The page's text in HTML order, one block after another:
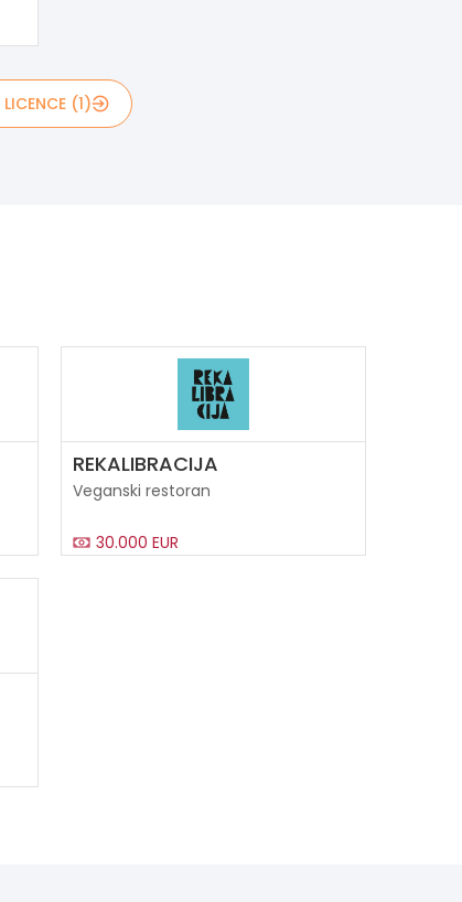
LICENCE (1)
REKALIBRACIJA
Veganski restoran
30.000 EUR